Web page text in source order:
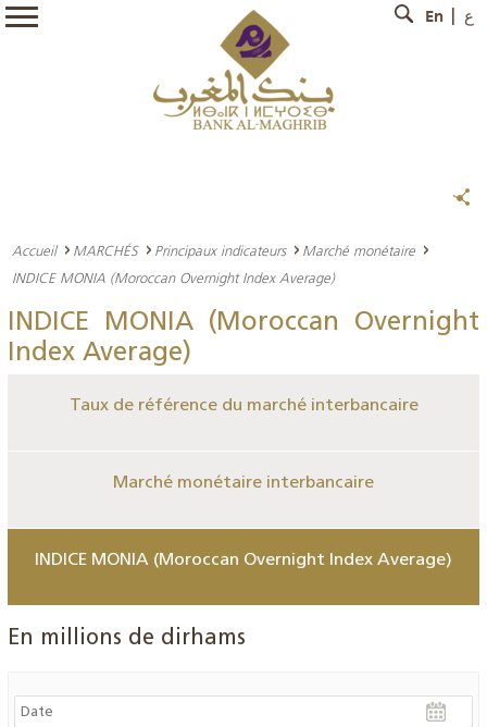
En ع
Accueil MARCHÉS Principaux indicateurs
Marché monétaire
INDICE MONIA (Moroccan Overnight Index Average)
INDICE MONIA (Moroccan Overnight
Index Average)
Taux de référence du marché interbancaire
Marché monétaire interbancaire
INDICE MONIA (Moroccan Overnight Index Average)
En millions de dirhams